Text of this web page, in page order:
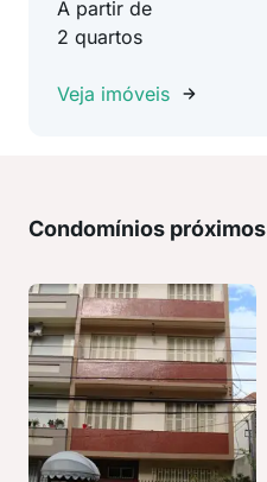
A partir de
2 quartos
Veja imóveis
Condomínios próximos